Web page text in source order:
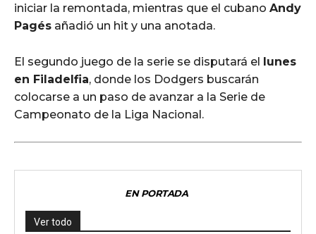
iniciar la remontada, mientras que el cubano Andy
Pagés añadió un hit y una anotada.
El segundo juego de la serie se disputará el lunes
en Filadelfia, donde los Dodgers buscarán
colocarse a un paso de avanzar a la Serie de
Campeonato de la Liga Nacional.
EN PORTADA
Ver todo